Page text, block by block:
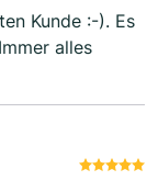
Kunde :-). Es
alles